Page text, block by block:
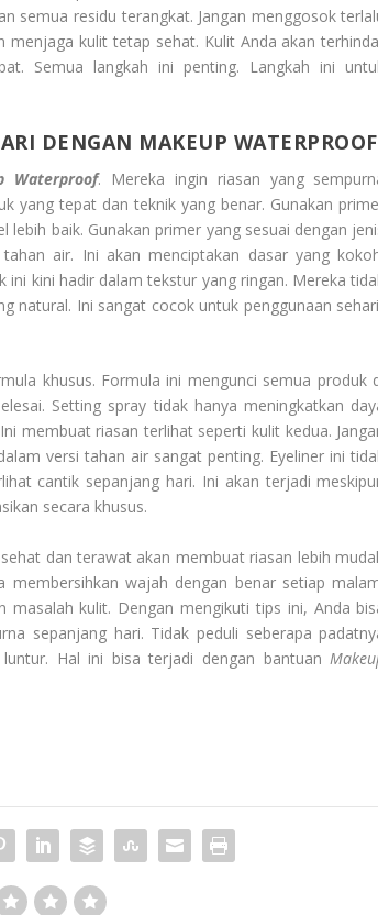
semua residu terangkat. Jangan menggosok
menjaga kulit tetap sehat. Kulit Anda akan
Semua langkah ini penting. Langkah ini
DENGAN MAKEUP WATERPROOF
Waterproof. Mereka ingin riasan yang
yang tepat dan teknik yang benar. Gunakan
baik. Gunakan primer yang sesuai dengan
air. Ini akan menciptakan dasar yang
kini hadir dalam tekstur yang ringan. Mereka
natural. Ini sangat cocok untuk penggunaan
khusus. Formula ini mengunci semua produk
Setting spray tidak hanya meningkatkan
membuat riasan terlihat seperti kulit kedua.
versi tahan air sangat penting. Eyeliner ini
cantik sepanjang hari. Ini akan terjadi
secara khusus.
dan terawat akan membuat riasan lebih
membersihkan wajah dengan benar setiap
masalah kulit. Dengan mengikuti tips ini, Anda
sepanjang hari. Tidak peduli seberapa
Hal ini bisa terjadi dengan bantuan